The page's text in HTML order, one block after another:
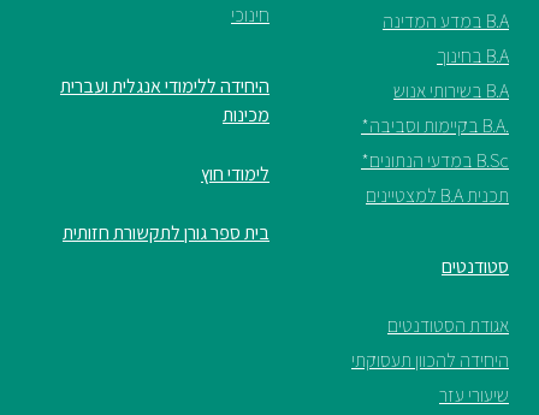
B.A במדע המדינה
B.A בחינוך
B.A בשירותי אנוש
.B.A בקיימות וסביבה*
B.Sc במדעי הנתונים*
תכנית B.A למצטיינים
חינוכי
היחידה ללימודי אנגלית ועברית
מכינות
לימודי חוץ
בית ספר גורן לתקשורת חזותית
סטודנטים
אגודת הסטודנטים
היחידה להכוון תעסוקתי
שיעורי עזר